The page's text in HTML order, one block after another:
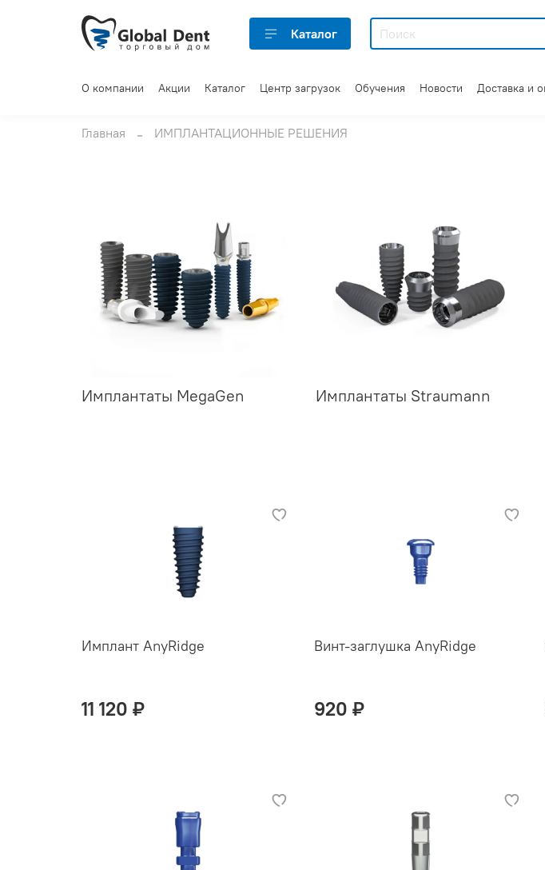
Каталог
О компании Акции Каталог Центр загрузок Обучения Новости Доставка и
Главная ИМПЛАНТАЦИОННЫЕ РЕШЕНИЯ
Имплантаты MegaGen Имплантаты Straumann
Имплант AnyRidge
11 120 ₽
Винт-заглушка AnyRidge
920 ₽